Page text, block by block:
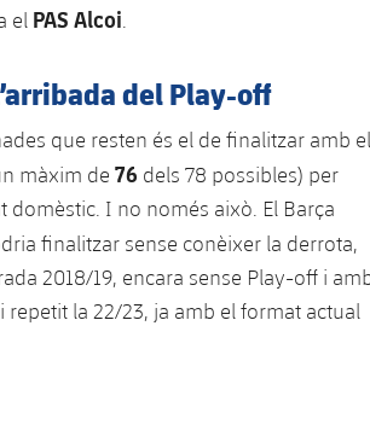
el PAS Alcoi.
del Play-off
que resten és el de finalitzar amb el
màxim de 76 dels 78 possibles) per
I no només això. El Barça
finalitzar sense conèixer la derrota,
2018/19, encara sense Play-off i
la 22/23, ja amb el format actual